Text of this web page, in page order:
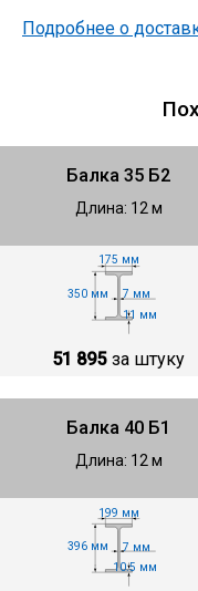
Подробнее о
Балка 35 Б2
Длина: 12 м
350 мм
175 мм
7 мм
11 мм
51 895 за штуку
Балка 40 Б1
Длина: 12 м
396 мм
199 мм
7 мм
10.5 мм